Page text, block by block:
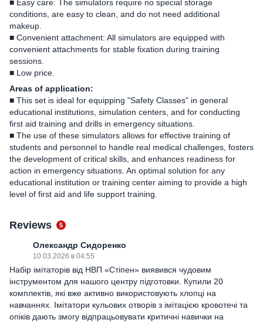
■ Easy care: The simulators require no special storage
conditions, are easy to clean, and do not need additional
makeup.
■ Convenient attachment: All simulators are equipped with
convenient attachments for stable fixation during training
sessions.
■ Low price.
Areas of application:
■ This set is ideal for equipping "Safety Classes" in general
educational institutions, simulation centers, and for conducting
first aid training and drills in emergency situations.
■ The use of these simulators allows for effective training of
students and personnel to handle real medical challenges, fosters
the development of critical skills, and enhances readiness for
action in emergency situations. An optimal solution for any
educational institution or training center aiming to provide a high
level of first aid and life support training.
Reviews 5
Олександр Сидоренко
10.03.2026 в 04:55
Набір імітаторів від НВП «Стіпен» виявився чудовим
інструментом для нашого центру підготовки. Купили 20
комплектів, які вже активно використовують хлопці на
навчаннях. Імітатори кульових отворів з імітацією кровотечі та
опіків дають змогу відпрацьовувати критичні навички на